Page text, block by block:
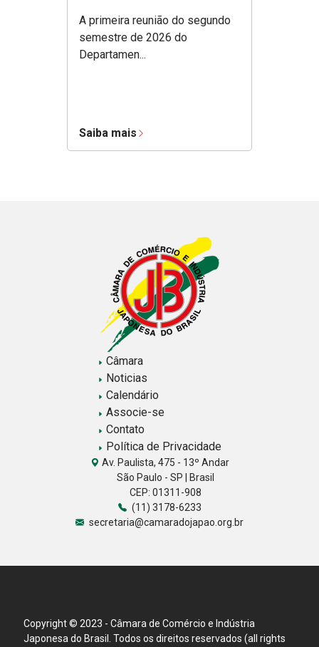
A primeira reunião do segundo
semestre de 2026 do
Departamen...
Saiba mais
Câmara
Noticias
Calendário
Associe-se
Contato
Política de Privacidade
Av. Paulista, 475 - 13º Andar
São Paulo - SP | Brasil
CEP: 01311-908
(11) 3178-6233
secretaria@camaradojapao.org.br
Copyright © 2023 - Câmara de Comércio e Indústria
Japonesa do Brasil. Todos os direitos reservados (all rights